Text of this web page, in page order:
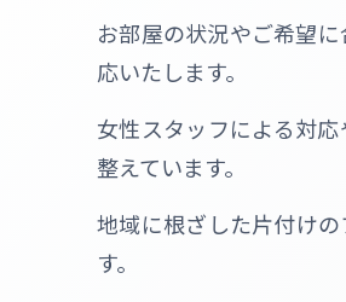
お部屋の状況やご希望
応いたします。
女性スタッフによる対
整えています。
地域に根ざした片付け
す。